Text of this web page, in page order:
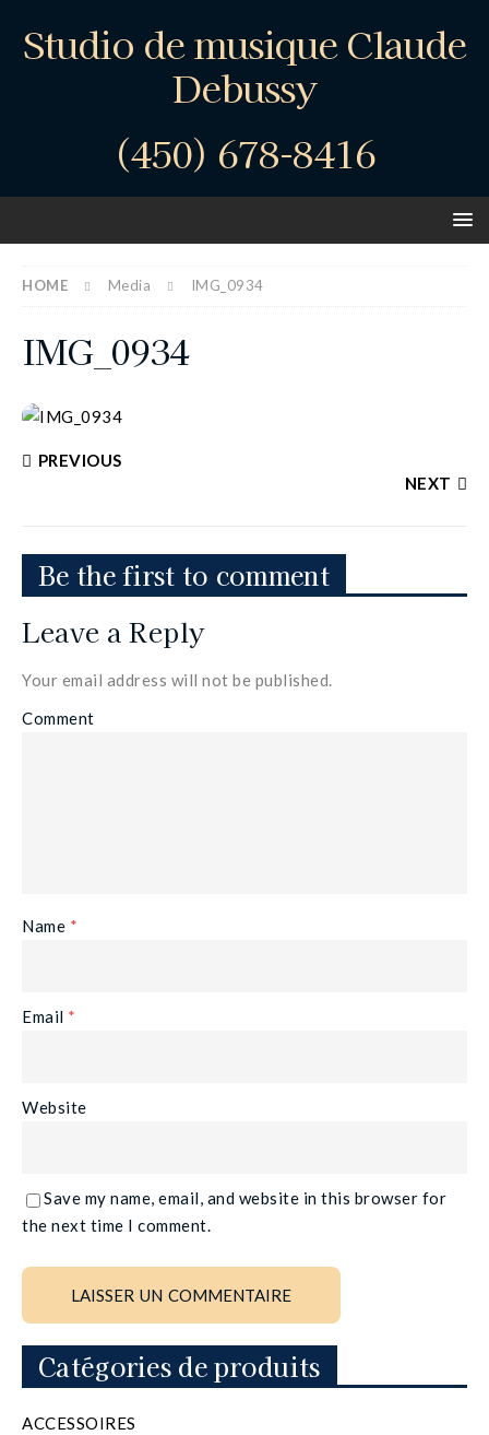
Studio de musique Claude
Debussy
(450) 678-8416
HOME Media IMG_0934
IMG_0934
PREVIOUS
NEXT
Be the first to comment
Leave a Reply
Your email address will not be published.
Comment
Name *
Email *
Website
Save my name, email, and website in this browser for
the next time I comment.
Catégories de produits
ACCESSOIRES